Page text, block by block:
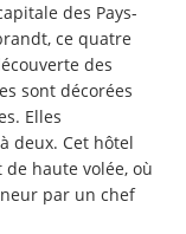
des Pays-
ce quatre
des
sont décorées
Elles
deux. Cet hôtel
haute volée, où
par un chef